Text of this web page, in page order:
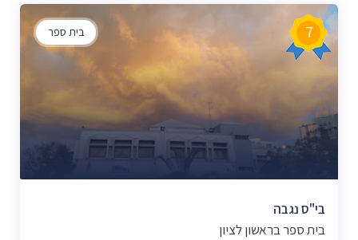
בית ספר 7
בי"ס נגבה
בית ספר בראשון לציון